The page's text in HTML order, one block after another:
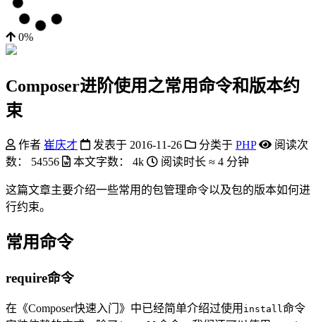
0%
Composer进阶使用之常用命令和版本约
束
作者 崔庆才 发表于 2016-11-26 分类于 PHP
阅读次
数：
54556 本文字数： 4k 阅读时长 ≈ 4 分钟
这篇文章主要介绍一些常用的包管理命令以及包的版本如何进
行约束。
常用命令
require命令
在《Composer快速入门》中已经简单介绍过使用 install命令